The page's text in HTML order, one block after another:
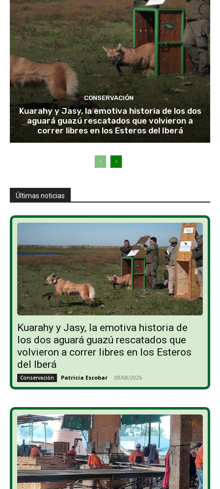
CONSERVACIÓN
Kuarahy y Jasy, la emotiva historia de los dos
aguará guazú rescatados que volvieron a
correr libres en los Esteros del Iberá
Últimas noticias
Kuarahy y Jasy, la emotiva historia de
los dos aguará guazú rescatados que
volvieron a correr libres en los Esteros
del Iberá
Conservación Patricia Escobar - 08/08/2026